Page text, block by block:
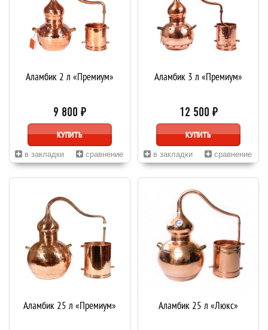
Аламбик 2 л «Премиум»
9 800 ₽
КУПИТЬ
в закладки сравнение
Аламбик 3 л «Премиум»
12 500 ₽
КУПИТЬ
в закладки сравнение
Аламбик 25 л «Премиум» Аламбик 25 л «Люкс»